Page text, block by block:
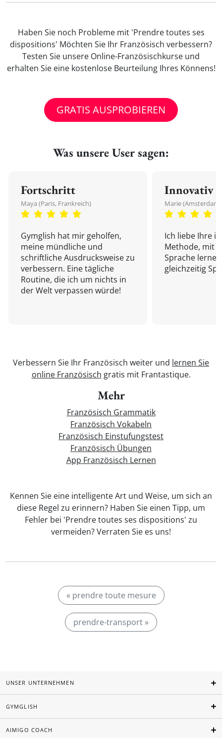
Haben Sie noch Probleme mit 'Prendre toutes ses
dispositions' Möchten Sie Ihr Französisch verbessern?
Testen Sie unsere Online-Französischkurse und
erhalten Sie eine kostenlose Beurteilung Ihres Könnens!
GRATIS AUSPROBIEREN
Was unsere User sagen:
Fortschritt
Maya (Paris, Frankreich)
Gymglish hat mir geholfen,
meine mündliche und
schriftliche Ausdrucksweise zu
verbessern. Eine tägliche
Routine, die ich um nichts in
der Welt verpassen würde!
Innovativ
Marie
Ich liebe Ihre
Methode, mit
Sprache
gleichzeitig
Verbessern Sie Ihr Französisch weiter und lernen Sie
online Französisch gratis mit Frantastique.
Mehr
Französisch Grammatik
Französisch Vokabeln
Französisch Einstufungstest
Französisch Übungen
App Französisch Lernen
Kennen Sie eine intelligente Art und Weise, um sich an
diese Regel zu erinnern? Haben Sie einen Tipp, um
Fehler bei 'Prendre toutes ses dispositions' zu
vermeiden? Verraten Sie es uns!
« prendre toute mesure
prendre-transport »
UNSER UNTERNEHMEN
GYMGLISH
AIMIGO COACH